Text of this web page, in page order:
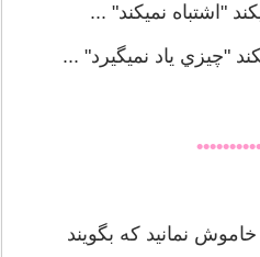
"اشتباه نميکند" ...
"چيزي ياد نميگيرد" ...
نمانید که بگویند